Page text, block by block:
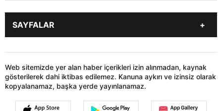
Genel
Gündem
Son Dakika
Siyaset
Dünya
Sağlık
Teknoloji
SAYFALAR
HABER GÖNDER
Web sitemizde yer alan haber içerikleri izin alınmadan, kaynak
gösterilerek dahi iktibas edilemez. Kanuna aykırı ve izinsiz olarak
kopyalanamaz, başka yerde yayınlanamaz.